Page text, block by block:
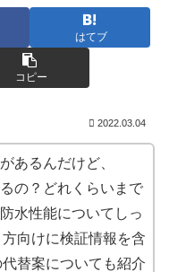
はてブ
コピー
2022.03.04
あるんだけど、
の？どれくらいまで
水性能についてしっ
向けに検証情報を含
替案についても紹介